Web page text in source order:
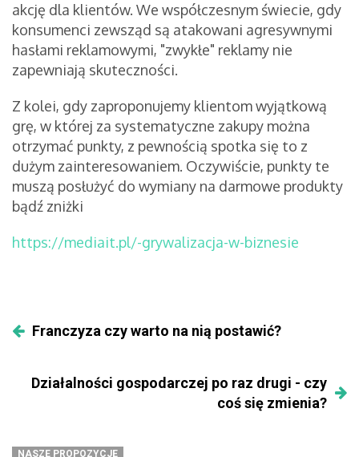
akcję dla klientów. We współczesnym świecie, gdy
konsumenci zewsząd są atakowani agresywnymi
hasłami reklamowymi, "zwykłe" reklamy nie
zapewniają skuteczności.
Z kolei, gdy zaproponujemy klientom wyjątkową
grę, w której za systematyczne zakupy można
otrzymać punkty, z pewnością spotka się to z
dużym zainteresowaniem. Oczywiście, punkty te
muszą posłużyć do wymiany na darmowe produkty
bądź zniżki
https://mediait.pl/-grywalizacja-w-biznesie
Franczyza czy warto na nią postawić?
Działalności gospodarczej po raz drugi - czy
coś się zmienia?
NASZE PROPOZYCJE